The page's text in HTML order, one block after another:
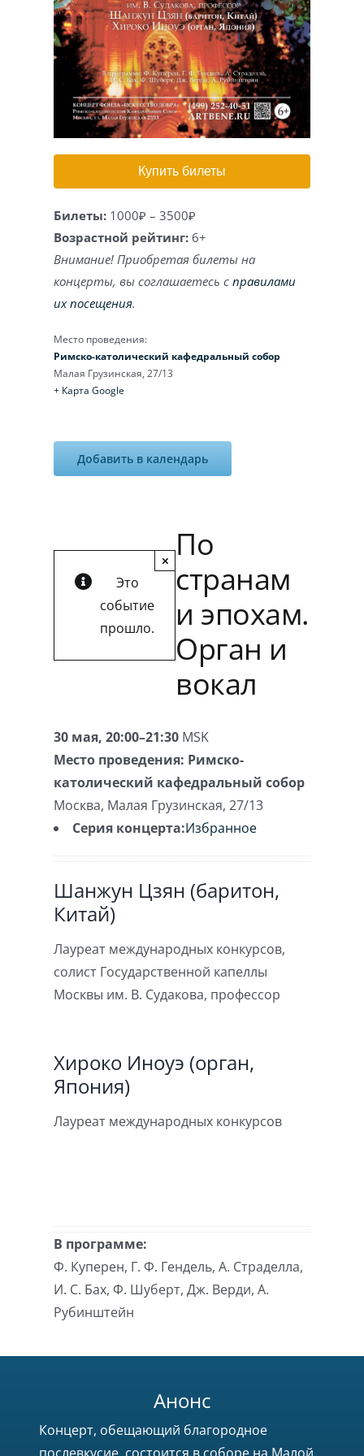
Игра на органе
Купить билеты
Билеты: 1000₽ – 3500₽
Возрастной рейтинг: 6+
Внимание! Приобретая билеты на
концерты, вы соглашаетесь справилами
их посещения.
Место проведения:
Римско-католический кафедральный собор
Малая Грузинская, 27/13
+ Карта Google
Добавить в календарь
Это
событие
прошло.
×
По
странам
и эпохам.
Орган и
вокал
30 мая, 20:00–21:30 MSK
Место проведения: Римско-
католический кафедральный собор
Москва, Малая Грузинская, 27/13
Серия концерта:Избранное
Шанжун Цзян (баритон,
Китай)
Лауреат международных конкурсов,
солист Государственной капеллы
Москвы им. В. Судакова, профессор
Хироко Иноуэ (орган,
Япония)
Лауреат международных конкурсов
В программе:
Ф. Куперен, Г. Ф. Гендель, А. Страделла,
И. С. Бах, Ф. Шуберт, Дж. Верди, А.
Рубинштейн
Анонс
Концерт, обещающий благородное
послевкусие, состоится в соборе на Малой